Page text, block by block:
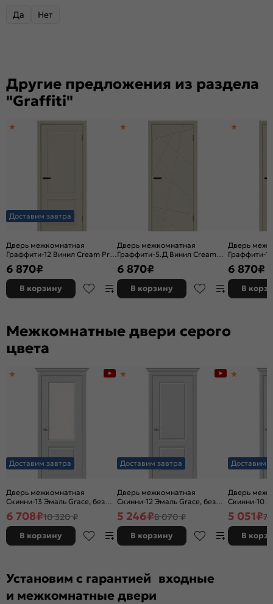
Да
Нет
Другие предложения из раздела
"Graffiti"
Доставим завтра
Дверь межкомнатная
Граффити-12 Винил Cream Pro,
глухая, каркасно-щитовая
6 870₽
В корзину
Дверь межкомнатная
Граффити-5.Д Винил Cream
Pro, глухая, каркасно-
щитовая
6 870₽
В корзину
Дверь
Граффити-
глухая,
6 870₽
В
Межкомнатные двери серого
цвета
Доставим завтра
Дверь межкомнатная
Скинни-13 Эмаль Grace, без
декора, остекленная, white
сrystal, без кромки, скиновая
6 708₽10 320 ₽
В корзину
Доставим завтра
Дверь межкомнатная
Скинни-12 Эмаль Grace, без
декора, глухая, без стекла,
без кромки, скиновая
5 246₽8 070 ₽
В корзину
Доставим
Дверь
Скинни-10
декора,
без кромки,
5 051₽7
В
Установим с гарантией входные
и межкомнатные двери